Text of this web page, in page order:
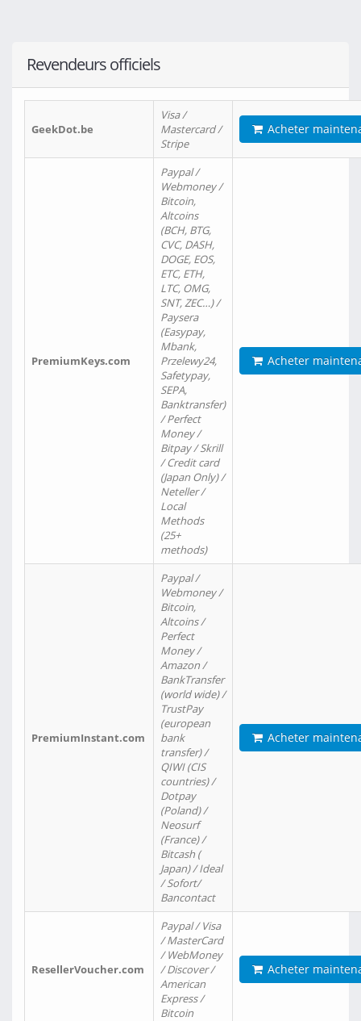
Revendeurs officiels
GeekDot.be
Visa /
Mastercard /
Stripe
Acheter
PremiumKeys.com
Paypal /
Webmoney /
Bitcoin,
Altcoins
(BCH, BTG,
CVC, DASH,
DOGE, EOS,
ETC, ETH,
LTC, OMG,
SNT, ZEC…) /
Paysera
(Easypay,
Mbank,
Przelewy24,
Safetypay,
SEPA,
Banktransfer)
/ Perfect
Money /
Bitpay / Skrill
/ Credit card
(Japan Only) /
Neteller /
Local
Methods
(25+
methods)
Acheter
PremiumInstant.com
Paypal /
Webmoney /
Bitcoin,
Altcoins /
Perfect
Money /
Amazon /
BankTransfer
(world wide) /
TrustPay
(european
bank
transfer) /
QIWI (CIS
countries) /
Dotpay
(Poland) /
Neosurf
(France) /
Bitcash (
Japan) / Ideal
/ Sofort/
Bancontact
Acheter
ResellerVoucher.com
Paypal / Visa
/ MasterCard
/ WebMoney
/ Discover /
American
Express /
Bitcoin
Acheter